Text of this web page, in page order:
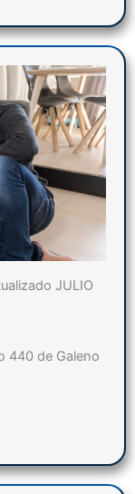
JULIO
440 de Galeno